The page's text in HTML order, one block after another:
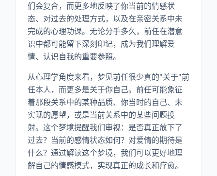
们会复合，而更多地反映了你当前的情感状
态、对过去的处理方式，以及在亲密关系中未
完成的心理功课。无论分手多久，前任在潜意
识中都可能留下深刻印记，成为我们理解爱
情、认识自我的重要参照。
从心理学角度来看，梦见前任很少真的"关于"前
任本人，而更多是关于你自己。前任可能象征
着那段关系中的某种品质、你当时的自己、未
实现的愿望，或是当前关系中的某些问题投
射。这个梦境提醒我们审视：是否真正放下了
过去？当前的感情状态如何？对爱情的期待是
什么？通过解读这个梦境，我们可以更好地理
解自己的情感模式，实现真正的成长和疗愈。